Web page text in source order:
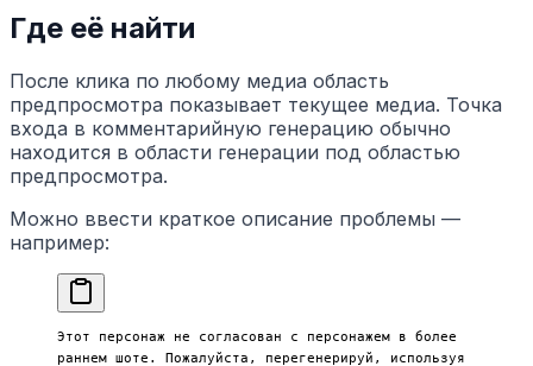
Где её найти
После клика по любому медиа область
предпросмотра показывает текущее медиа. Точка
входа в комментарийную генерацию обычно
находится в области генерации под областью
предпросмотра.
Можно ввести краткое описание проблемы —
например:
Этот персонаж не согласован с персонажем в более
раннем шоте. Пожалуйста, перегенерируй, используя